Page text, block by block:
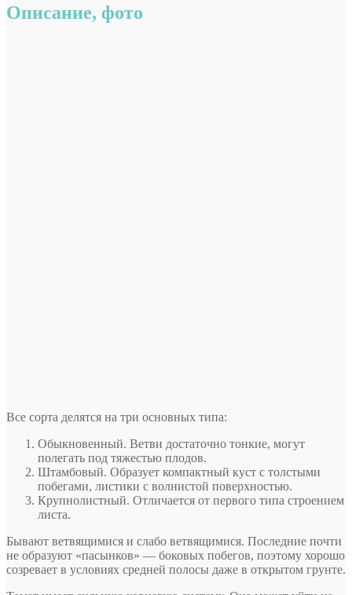
Описание, фото
Все сорта делятся на три основных типа:
Обыкновенный. Ветви достаточно тонкие, могут
полегать под тяжестью плодов.
Штамбовый. Образует компактный куст с толстыми
побегами, листики с волнистой поверхностью.
Крупнолистный. Отличается от первого типа строением
листа.
Бывают ветвящимися и слабо ветвящимися. Последние почти
не образуют «пасынков» — боковых побегов, поэтому хорошо
созревает в условиях средней полосы даже в открытом грунте.